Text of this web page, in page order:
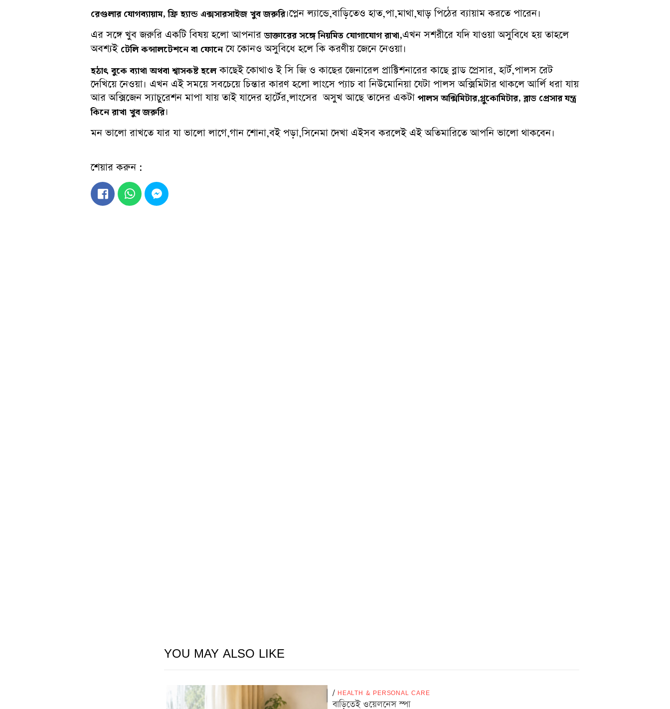
রেগুলার যোগব্যায়াম, ফ্রি হ্যান্ড এক্সসারসাইজ খুব জরুরি।প্লেন ল্যান্ডে,বাড়িতেও হাত,পা,মাথা,ঘাড় পিঠের ব্যায়াম করতে পারেন।
এর সঙ্গে খুব জরুরি একটি বিষয় হলো আপনারডাক্তারের সঙ্গে নিয়মিত যোগাযোগ রাখা,এখন সশরীরে যদি যাওয়া অসুবিধে হয় তাহলে
অবশ্যইটেলি কন্সালটেশনে বা ফোনেযে কোনও অসুবিধে হলে কি করণীয় জেনে নেওয়া।
হঠাৎ বুকে ব্যাথা অথবা শ্বাসকষ্ট হলেকাছেই কোথাও ই সি জি ও কাছের জেনারেল প্রাক্টিশনারের কাছে ব্লাড প্রেসার, হার্ট,পালস রেট
দেখিয়ে নেওয়া। এখন এই সময়ে সবচেয়ে চিন্তার কারণ হলো লাংসে প্যাচ বা নিউমোনিয়া যেটা পালস অক্সিমিটার থাকলে আর্লি ধরা যায়
আর অক্সিজেন স্যাচুরেশন মাপা যায় তাই যাদের হার্টের,লাংসের অসুখ আছে তাদের একটাপালস অক্সিমিটার,গ্লুকোমিটার, ব্লাড প্রেসার যন্ত্র
কিনে রাখা খুব জরুরি।
মন ভালো রাখতে যার যা ভালো লাগে,গান শোনা,বই পড়া,সিনেমা দেখা এইসব করলেই এই অতিমারিতে আপনি ভালো থাকবেন।
শেয়ার করুন :
YOU MAY ALSO LIKE
/ HEALTH & PERSONAL CARE
বাড়িতেই ওয়েলনেস স্পা